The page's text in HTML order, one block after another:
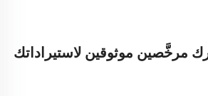
مرخَّصين موثوقين لاستيراداتك